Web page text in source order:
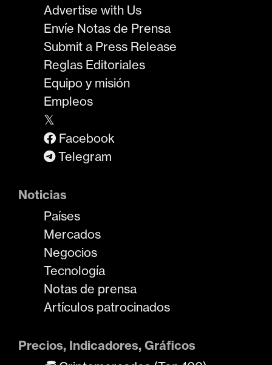
Advertise with Us
Envíe Notas de Prensa
Submit a Press Release
Reglas Editoriales
Equipo y misión
Empleos
𝕏
Facebook
Telegram
Noticias
Países
Mercados
Negocios
Tecnología
Notas de prensa
Artículos patrocinados
Precios, Indicadores, Gráficos